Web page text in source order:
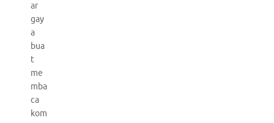
ar
gay
a
bua
t
me
mba
ca
kom